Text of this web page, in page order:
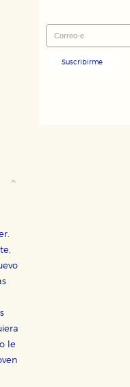
le
Suscribirme
TODO